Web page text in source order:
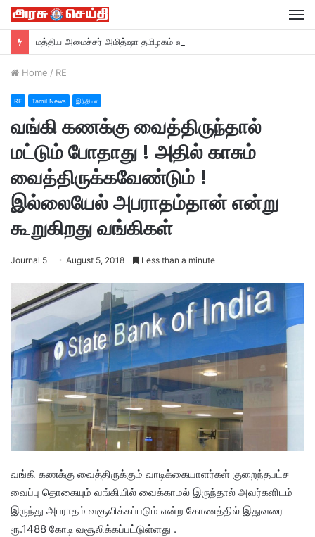
மத்திய அமைச்சர் அமித்ஷா தமிழகம் வருகை….
Home / RE
RE Tamil News இந்தியா
வங்கி கணக்கு வைத்திருந்தால்
மட்டும் போதாது ! அதில் காசும்
வைத்திருக்கவேண்டும் !
இல்லையேல் அபராதம்தான் என்று
கூறுகிறது வங்கிகள்
Journal 5 August 5, 2018 Less than a minute
வங்கி கணக்கு வைத்திருக்கும் வாடிக்கையாளர்கள் குறைந்தபட்ச
வைப்பு தொகையும் வங்கியில் வைக்காமல் இருந்தால் அவர்களிடம்
இருந்து அபராதம் வசூலிக்கப்படும் என்ற கோணத்தில் இதுவரை
ரூ.1488 கோடி வசூலிக்கப்பட்டுள்ளது .